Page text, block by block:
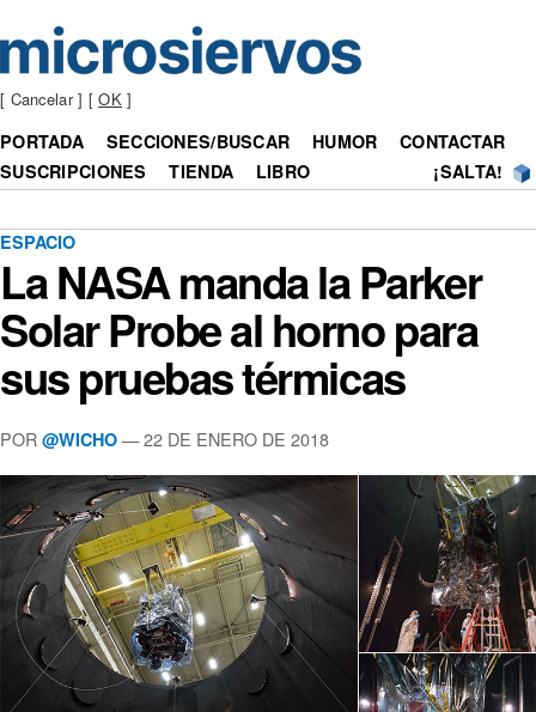
[ Cancelar ] [OK]
PORTADA SECCIONES/BUSCAR HUMOR
CONTACTAR
SUSCRIPCIONES
TIENDA LIBRO ¡SALTA!
ESPACIO
La NASA manda la Parker
Solar Probe al horno para
sus pruebas térmicas
POR @WICHO — 22 DE ENERO DE 2018